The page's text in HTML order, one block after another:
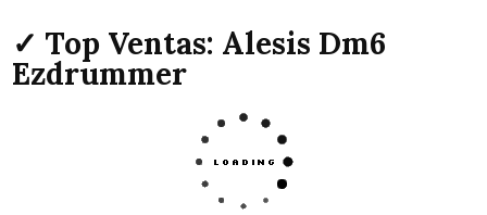
✓ Top Ventas: Alesis Dm6
Ezdrummer